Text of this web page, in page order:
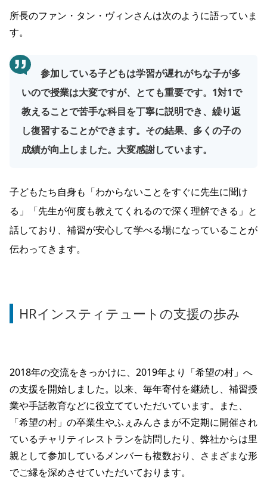
所長のファン・タン・ヴィンさんは次のように語っていま
す。
参加している子どもは学習が遅れがちな子が多
いので授業は大変ですが、とても重要です。1対1で
教えることで苦手な科目を丁寧に説明でき、繰り返
し復習することができます。その結果、多くの子の
成績が向上しました。大変感謝しています。
子どもたち自身も「わからないことをすぐに先生に聞け
る」「先生が何度も教えてくれるので深く理解できる」と
話しており、補習が安心して学べる場になっていることが
伝わってきます。
HRインスティテュートの支援の歩み
2018年の交流をきっかけに、2019年より「希望の村」へ
の支援を開始しました。以来、毎年寄付を継続し、補習授
業や手話教育などに役立てていただいています。また、
「希望の村」の卒業生やふぇみんさまが不定期に開催され
ているチャリティレストランを訪問したり、弊社からは里
親として参加しているメンバーも複数おり、さまざまな形
でご縁を深めさせていただいております。